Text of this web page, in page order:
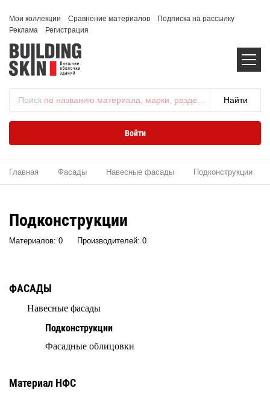
Мои коллекции Сравнение материалов
Подписка на рассылку
Реклама
Регистрация
Поиск по названию материала, марки, раздела...
Войти
Главная Фасады Навесные фасады Подконструкции
Подконструкции
Материалов: 0 Производителей: 0
ФАСАДЫ
Навесные фасады
Подконструкции
Фасадные облицовки
Материал НФС